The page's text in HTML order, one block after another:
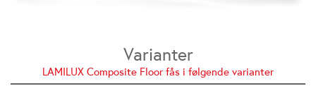
Varianter
LAMILUX Composite Floor fås i følgende varianter